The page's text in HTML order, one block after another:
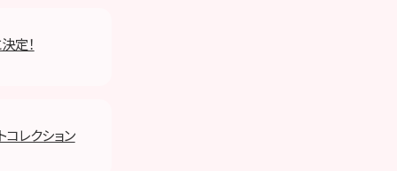
定！
コレクション